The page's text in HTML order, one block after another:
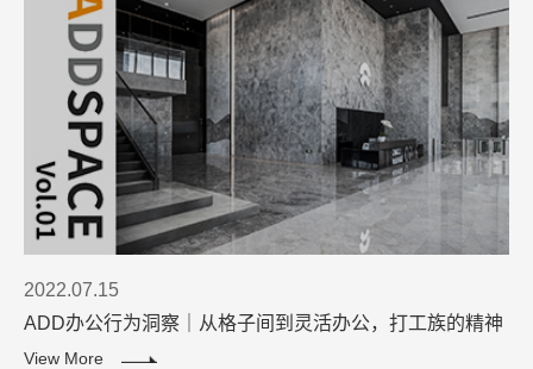
2022.07.15
ADD办公行为洞察｜从格子间到灵活办公，打工族的精神
解放进程
View More